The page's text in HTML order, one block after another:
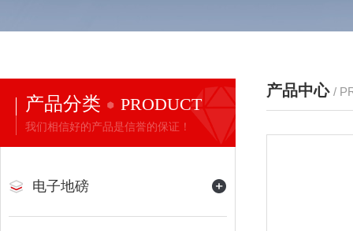
产品分类 PRODUCT
我们相信好的产品是信誉的保证！
电子地磅
产品中心 /